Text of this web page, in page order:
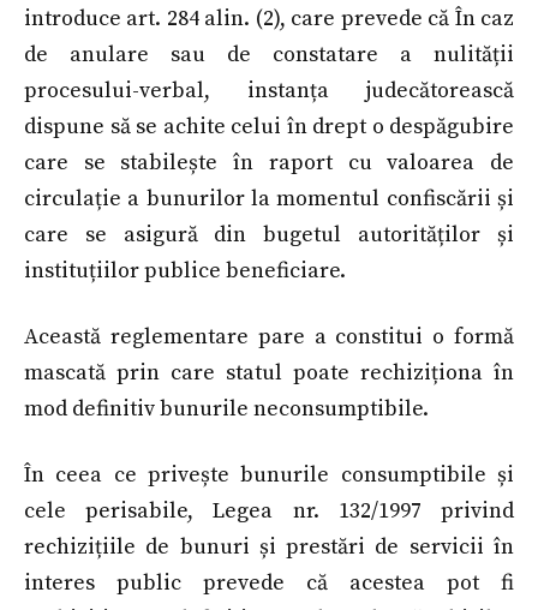
introduce art. 284 alin. (2), care prevede că În caz
de anulare sau de constatare a nulității
procesului-verbal, instanța judecătorească
dispune să se achite celui în drept o despăgubire
care se stabilește în raport cu valoarea de
circulație a bunurilor la momentul confiscării și
care se asigură din bugetul autorităților și
instituțiilor publice beneficiare.
Această reglementare pare a constitui o formă
mascată prin care statul poate rechiziționa în
mod definitiv bunurile neconsumptibile.
În ceea ce privește bunurile consumptibile și
cele perisabile, Legea nr. 132/1997 privind
rechizițiile de bunuri și prestări de servicii în
interes public prevede că acestea pot fi